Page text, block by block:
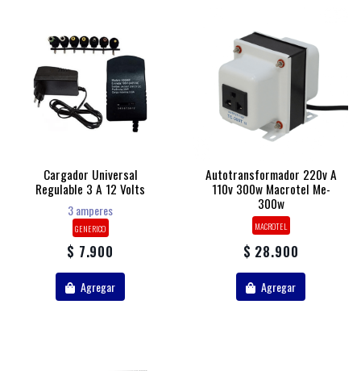
Cargador Universal
Regulable 3 A 12 Volts
3 amperes
GENERICO
$ 7.900
Agregar
Autotransformador 220v A
110v 300w Macrotel Me-
300w
MACROTEL
$ 28.900
Agregar